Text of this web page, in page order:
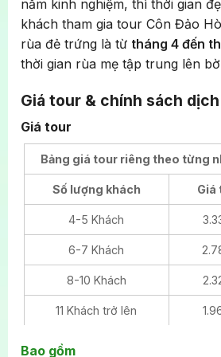
xa xa, kéo theo niềm háo hức
nghiệm sắp tới ở Hòn Bảy Cạnh
hai trong quần đảo Côn Đảo.
Lặn ngắm san hô
Ánh bình minh rực rỡ trên
Không gì tuyệt hơn việc thức
không khí trong lành, và lắng
rào khi mặt trời từ từ nhô lên,
khoảng không rộng lớn. Khung
diệu của biển cả lúc bình minh
năm kinh nghiệm, thì thời gian
khách tham gia tour Côn Đảo
rùa đẻ trứng là từ tháng 4 đến
thời gian rùa mẹ tập trung lên
Giá tour & chính sách
Giá tour
Bảng giá tour riêng theo từng
Số lượng khách Giá
4-5 Khách
6-7 Khách
8-10 Khách
11 Khách trở lên
Bao gồm